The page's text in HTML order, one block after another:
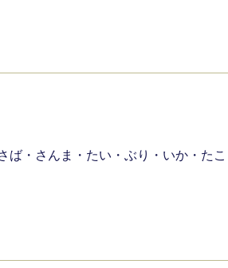
ば・さんま・たい・ぶり・いか・たこ